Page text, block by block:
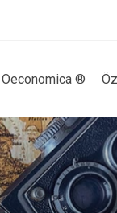
Oeconomica ®